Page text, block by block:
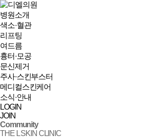
병원소개
색소·혈관
리프팅
여드름
흉터·모공
문신제거
주사·스킨부스터
메디컬스킨케어
소식·안내
LOGIN
JOIN
Community
THE L SKIN CLINIC